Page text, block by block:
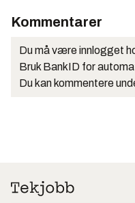
Kommentarer
Du må være innlogget
Bruk BankID for
Du kan kommentere